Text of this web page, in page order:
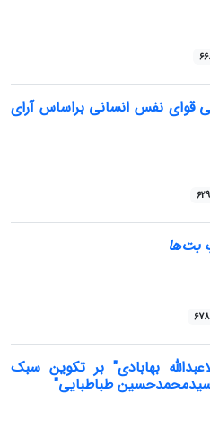
قوای نفس انسانی براساس آرای
بت‌ها
بهابادی" بر تکوین سبک
سیدمحمدحسین طباطبایی"